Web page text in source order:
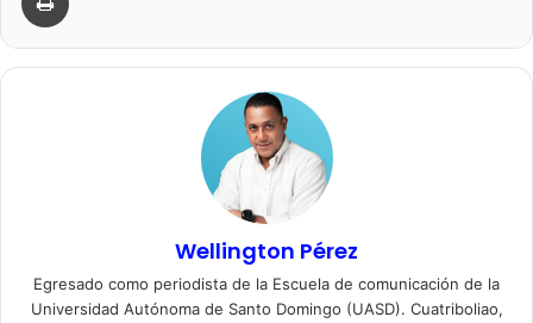
Wellington Pérez
Egresado como periodista de la Escuela de comunicación de la
Universidad Autónoma de Santo Domingo (UASD). Cuatriboliao,